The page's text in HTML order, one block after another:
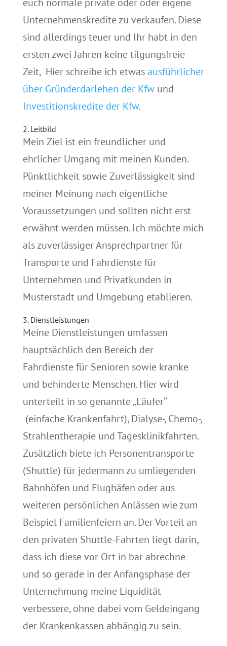
Unternehmenskredite zu verkaufen. Diese
sind allerdings teuer und Ihr habt in den
ersten zwei Jahren keine tilgungsfreie
Zeit, Hier schreibe ich etwasausführlicher
über Gründerdarlehen der Kfwund
Investitionskredite der Kfw.
2. Leitbild
Mein Ziel ist ein freundlicher und
ehrlicher Umgang mit meinen Kunden.
Pünktlichkeit sowie Zuverlässigkeit sind
meiner Meinung nach eigentliche
Voraussetzungen und sollten nicht erst
erwähnt werden müssen. Ich möchte mich
als zuverlässiger Ansprechpartner für
Transporte und Fahrdienste für
Unternehmen und Privatkunden in
Musterstadt und Umgebung etablieren.
3. Dienstleistungen
Meine Dienstleistungen umfassen
hauptsächlich den Bereich der
Fahrdienste für Senioren sowie kranke
und behinderte Menschen. Hier wird
unterteilt in so genannte „Läufer“
(einfache Krankenfahrt), Dialyse-, Chemo-,
Strahlentherapie und Tagesklinikfahrten.
Zusätzlich biete ich Personentransporte
(Shuttle) für jedermann zu umliegenden
Bahnhöfen und Flughäfen oder aus
weiteren persönlichen Anlässen wie zum
Beispiel Familienfeiern an. Der Vorteil an
den privaten Shuttle-Fahrten liegt darin,
dass ich diese vor Ort in bar abrechne
und so gerade in der Anfangsphase der
Unternehmung meine Liquidität
verbessere, ohne dabei vom Geldeingang
der Krankenkassen abhängig zu sein.